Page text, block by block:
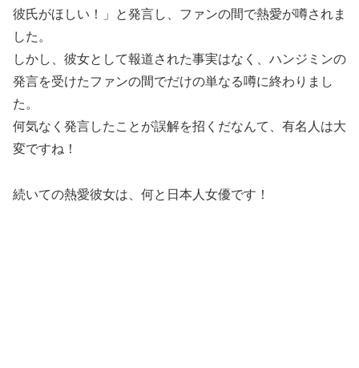
彼氏がほしい！」と発言し、ファンの間で熱愛が噂されま
した。
しかし、彼女として報道された事実はなく、ハンジミンの
発言を受けたファンの間でだけの単なる噂に終わりまし
た。
何気なく発言したことが誤解を招くだなんて、有名人は大
変ですね！
続いての熱愛彼女は、何と日本人女優です！